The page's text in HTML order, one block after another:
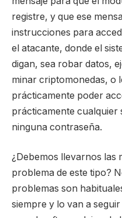
registre, y que ese
instrucciones para
el atacante, donde el
digan, sea robar datos,
minar criptomonedas, o
prácticamente poder
prácticamente cualquier
ninguna contraseña.
¿Debemos llevarnos las
problema de este tipo?
problemas son
siempre y lo van a